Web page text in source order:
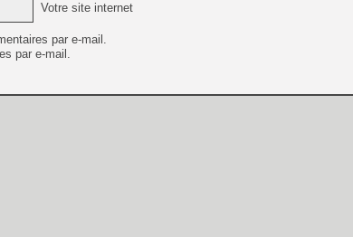
Votre site internet
par e-mail.
par e-mail.